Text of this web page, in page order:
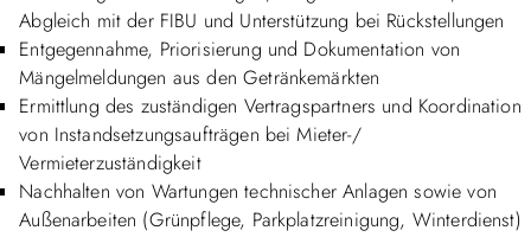
Abgleich mit der FIBU und Unterstützung bei Rückstellungen
Entgegennahme, Priorisierung und Dokumentation von
Mängelmeldungen aus den Getränkemärkten
Ermittlung des zuständigen Vertragspartners und Koordination
von Instandsetzungsaufträgen bei Mieter-/
Vermieterzuständigkeit
Nachhalten von Wartungen technischer Anlagen sowie von
Außenarbeiten (Grünpflege, Parkplatzreinigung, Winterdienst)